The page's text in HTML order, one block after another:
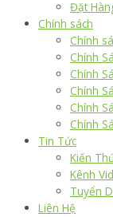
Đặt
Chính sách
Chính
Chính
Chính
Chính
Chính
Chính
Tin Tức
Kiến
Kênh
Tuyển
Liên Hệ